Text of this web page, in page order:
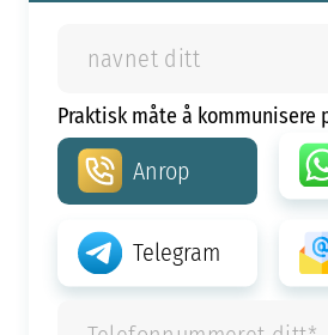
Praktisk måte å kommunisere
Anrop
Telegram